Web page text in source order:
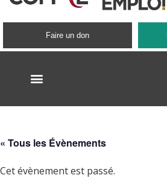
Faire un don
« Tous les Évènements
Cet évènement est passé.